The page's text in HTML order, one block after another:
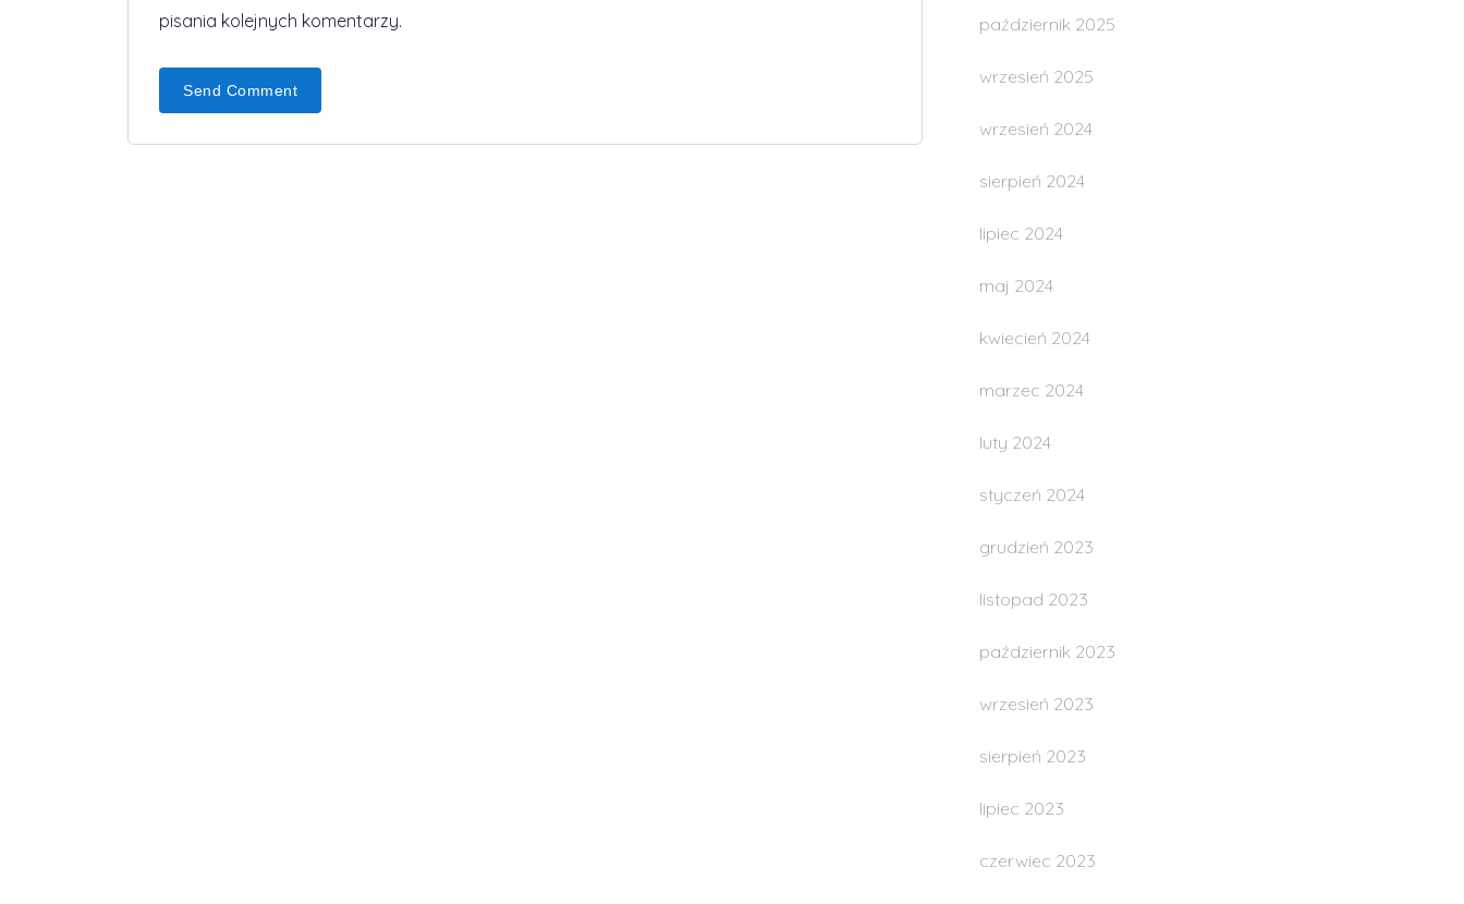
pisania kolejnych komentarzy.
październik 2025
wrzesień 2025
wrzesień 2024
sierpień 2024
lipiec 2024
maj 2024
kwiecień 2024
marzec 2024
luty 2024
styczeń 2024
grudzień 2023
listopad 2023
październik 2023
wrzesień 2023
sierpień 2023
lipiec 2023
czerwiec 2023